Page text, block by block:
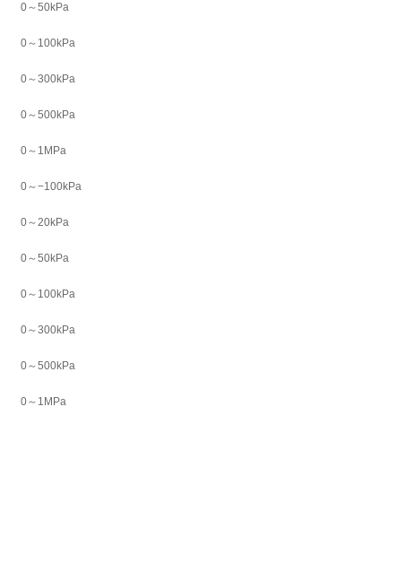
0～50kPa
0～100kPa
0～300kPa
0～500kPa
0～1MPa
0～−100kPa
0～20kPa
0～50kPa
0～100kPa
0～300kPa
0～500kPa
0～1MPa